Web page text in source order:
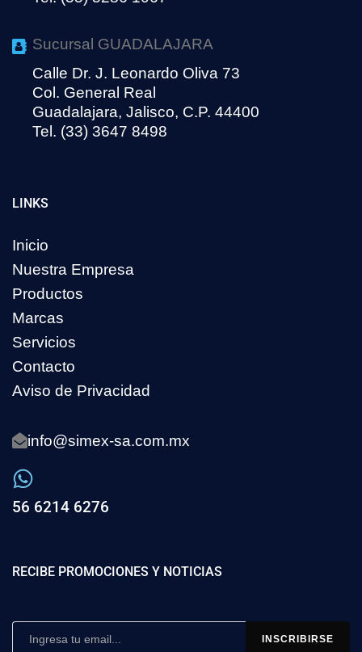
Sucursal GUADALAJARA
Calle Dr. J. Leonardo Oliva 73
Col. General Real
Guadalajara, Jalisco, C.P. 44400
Tel. (33) 3647 8498
LINKS
Inicio
Nuestra Empresa
Productos
Marcas
Servicios
Contacto
Aviso de Privacidad
info@simex-sa.com.mx
56 6214 6276
RECIBE PROMOCIONES Y NOTICIAS